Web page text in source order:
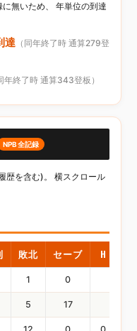
無いため、 年単位の到達
達 （同年終了時 通算279登
年終了時 通算343登板）
NPB全記録
歴を含む)。 横スクロール
敗北 セーブ H
1 0
5 17